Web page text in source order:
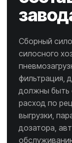
Сборный
силосного
фильтрация,
должны быть
расход по
выгрузки,
дозатора,